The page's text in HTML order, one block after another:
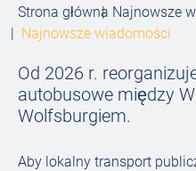
Strona główna Najnowsze
Najnowsze wiadomości
Od 2026 r.
autobusowe między
Wolfsburgiem.
Aby lokalny transport